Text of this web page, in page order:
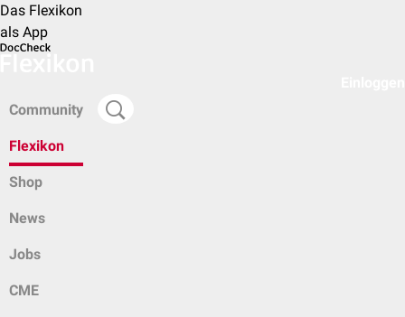
Das Flexikon
als App
Community
Flexikon
Shop
News
Jobs
CME